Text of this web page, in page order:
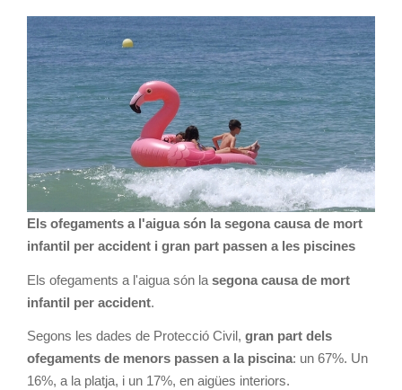
Els ofegaments a l'aigua són la segona causa de mort
infantil per accident i gran part passen a les piscines
Els ofegaments a l'aigua són la segona causa de mort
infantil per accident.
Segons les dades de Protecció Civil, gran part dels
ofegaments de menors passen a la piscina: un 67%. Un
16%, a la platja, i un 17%, en aigües interiors.